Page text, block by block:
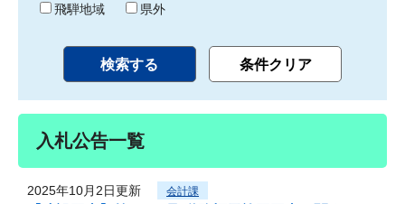
飛騨地域
県外
入札公告一覧
2025年10月2日更新 会計課